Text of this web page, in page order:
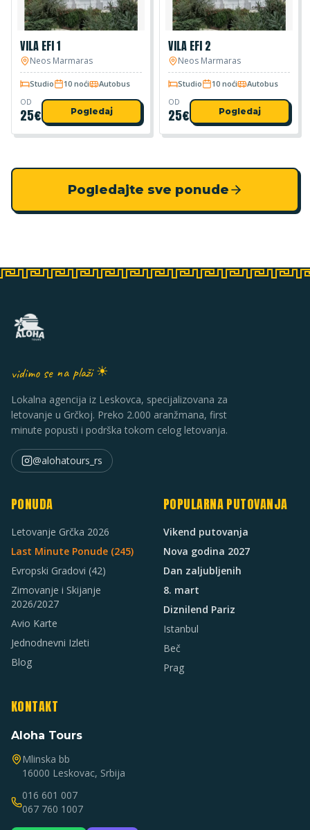
VILA EFI 1
Neos Marmaras
Studio 10 noći Autobus
OD
25€ Pogledaj
VILA EFI 2
Neos Marmaras
Studio 10 noći Autobus
OD
25€ Pogledaj
Pogledajte sve ponude
vidimo se na plaži ☀
Lokalna agencija iz Leskovca, specijalizovana za
letovanje u Grčkoj. Preko 2.000 aranžmana, first
minute popusti i podrška tokom celog letovanja.
@alohatours_rs
PONUDA
Letovanje Grčka 2026
Last Minute Ponude (245)
Evropski Gradovi (42)
Zimovanje i Skijanje
2026/2027
Avio Karte
Jednodnevni Izleti
Blog
POPULARNA PUTOVANJA
Vikend putovanja
Nova godina 2027
Dan zaljubljenih
8. mart
Diznilend Pariz
Istanbul
Beč
Prag
KONTAKT
Aloha Tours
Mlinska bb
16000 Leskovac, Srbija
016 601 007
067 760 1007